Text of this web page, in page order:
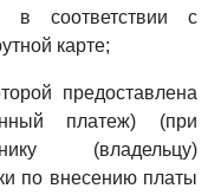
в соответствии с
карте;
предоставлена
платеж) (при
(владельцу)
по внесению платы